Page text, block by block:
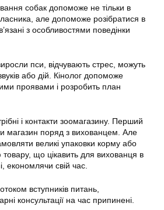
собак допоможе не тільки в
але допоможе розібратися в
з особливостями поведінки
пси, відчувають стрес, можуть
або дій. Кінолог допоможе
проявами і розробить план
і контакти зоомагазину. Перший
магазин поряд з вихованцем. Але
великі упаковки корму або
товару, що цікавить для вихованця в
свій час.
вступників питань,
консультації на час припинені.